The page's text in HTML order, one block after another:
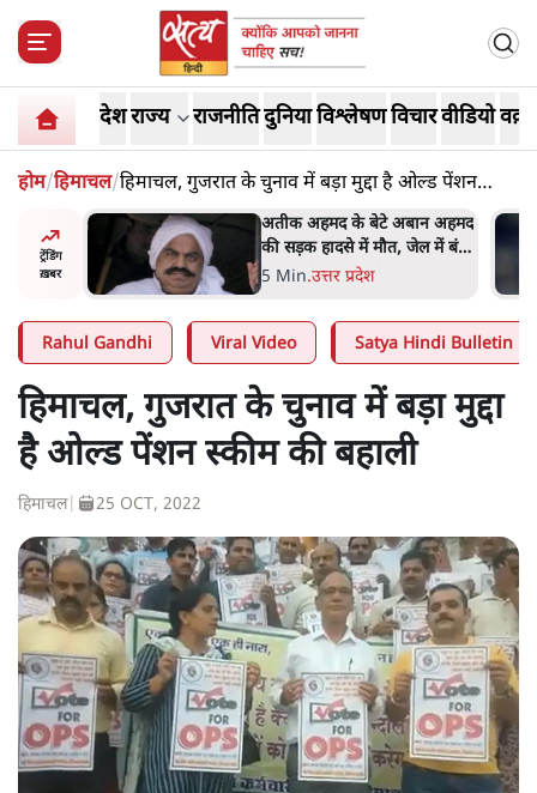
देशराज्य राजनीतिदुनियाविश्लेषणविचारवीडियो
होम/हिमाचल/हिमाचल, गुजरात के चुनाव में बड़ा मुद्दा है ओल्ड पेंशन
स्कीम की बहाली
ट्रेंडिंग
ख़बर
बोले थे-
अतीक अहमद के बेटे अबान अहमद
की सड़क हादसे में मौत, जेल में बंद
भाई से मिलने जा रहे थे
5 Min.उत्तर प्रदेश
Rahul Gandhi Viral Video Satya Hindi Bulletin
हिमाचल, गुजरात के चुनाव में बड़ा मुद्दा
है ओल्ड पेंशन स्कीम की बहाली
हिमाचल| 25 OCT, 2022